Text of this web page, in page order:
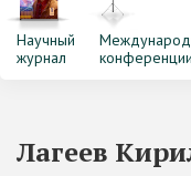
Научный
журнал
конференции
Лагеев